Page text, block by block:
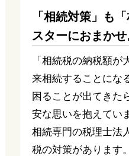
「相続対策」も
スターにおまかせ
「相続税の納税額
来相続することにな
困ることが出てきた
安な思いを抱えてい
相続専門の税理士法
税の対策があります。